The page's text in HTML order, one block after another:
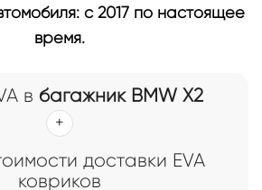
с 2017 по настоящее
время.
в багажник BMW X2
доставки EVA
ковриков